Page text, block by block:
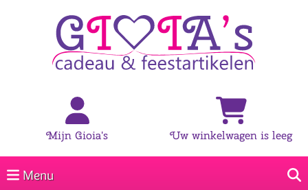
Mijn Gioia's Uw winkelwagen is leeg
Menu